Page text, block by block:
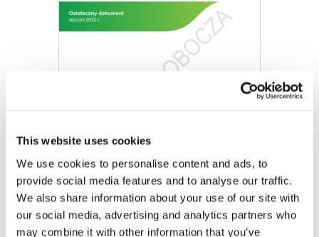
This website uses cookies
We use cookies to personalise content and ads, to
provide social media features and to analyse our traffic.
We also share information about your use of our site with
our social media, advertising and analytics partners who
may combine it with other information that you’ve
Final Pronouncement, Conforming and Consequential